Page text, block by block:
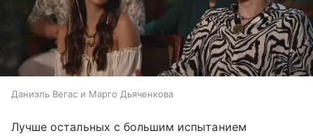
Даниэль Вегас и Марго Дьяченкова
Лучше остальных с большим испытанием